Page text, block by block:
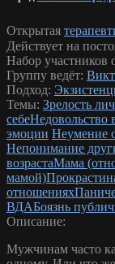
Открытая
Действует на
Набор участников
Группу ведёт:
Подход:
Темы: Зрелость
себеНедовольство
эмоции Неумение
Непонимание
возрастаМама
мамой)
отношениях
ВДАБоязнь
Описание:
Мужчинам часто